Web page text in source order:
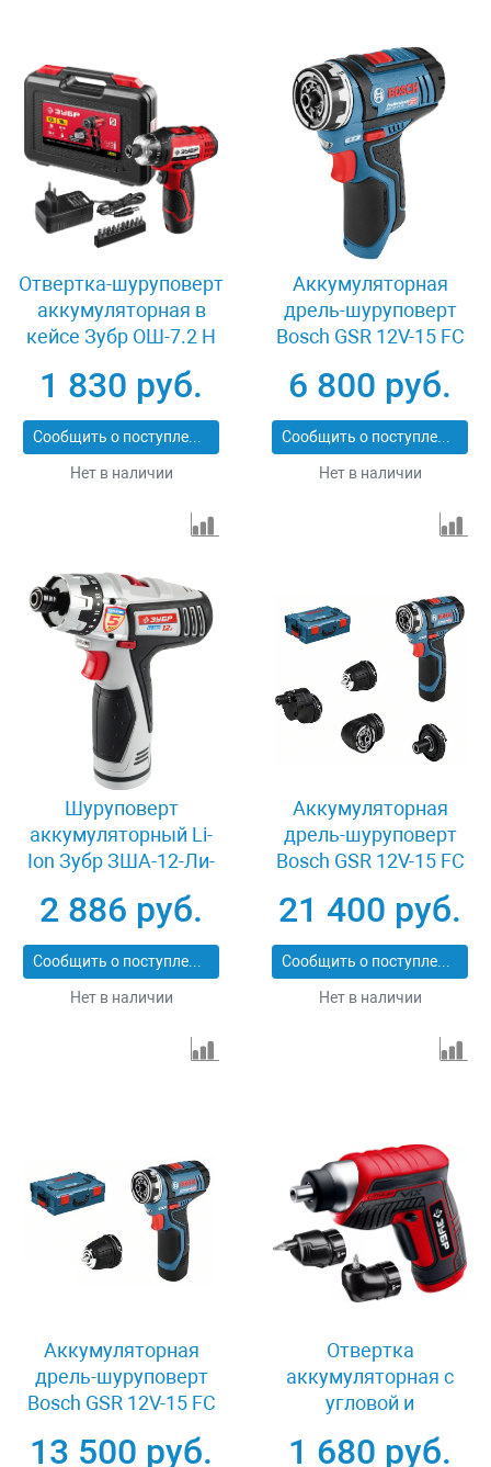
Отвертка-шуруповерт
аккумуляторная в
кейсе Зубр ОШ-7.2 Н
1 830 руб.
Сообщить о поступлении
Нет в наличии
Аккумуляторная
дрель-шуруповерт
Bosch GSR 12V-15 FC
6 800 руб.
Сообщить о поступлении
Нет в наличии
Шуруповерт
аккумуляторный Li-
Ion Зубр ЗША-12-Ли-
2 886 руб.
Сообщить о поступлении
Нет в наличии
Аккумуляторная
дрель-шуруповерт
Bosch GSR 12V-15 FC
21 400 руб.
Сообщить о поступлении
Нет в наличии
Аккумуляторная
дрель-шуруповерт
Bosch GSR 12V-15 FC
13 500 руб.
Отвертка
аккумуляторная с
угловой и
насадками Зубр ViX
1 680 руб.